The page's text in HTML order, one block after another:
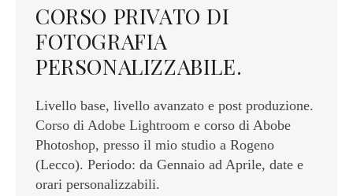
CORSO PRIVATO DI
FOTOGRAFIA
PERSONALIZZABILE.
Livello base, livello avanzato e post produzione.
Corso di Adobe Lightroom e corso di Abobe
Photoshop, presso il mio studio a Rogeno
(Lecco). Periodo: da Gennaio ad Aprile, date e
orari personalizzabili.